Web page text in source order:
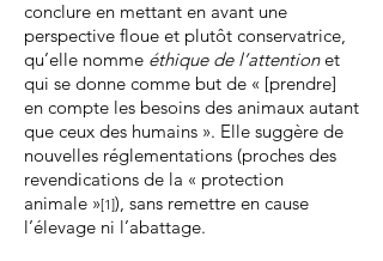
conclure en mettant en avant une
perspective floue et plutôt conservatrice,
qu’elle nomme éthique de l’attentionet
qui se donne comme but de « [prendre]
en compte les besoins des animaux autant
que ceux des humains ». Elle suggère de
nouvelles réglementations (proches des
revendications de la « protection
animale »[1]), sans remettre en cause
l’élevage ni l’abattage.